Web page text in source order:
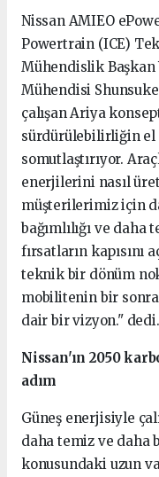
Nissan AMIEO
Powertrain (ICE)
Mühendislik Başkan
Mühendisi
çalışan Ariya
sürdürülebilirliğin el
somutlaştırıyor.
enerjilerini nasıl
müşterilerimiz için
bağımlılığı ve
fırsatların kapısını
teknik bir dönüm
mobilitenin bir
dair bir vizyon." dedi.
Nissan'ın 2050
adım
Güneş enerjisiyle
daha temiz ve daha
konusundaki uzun